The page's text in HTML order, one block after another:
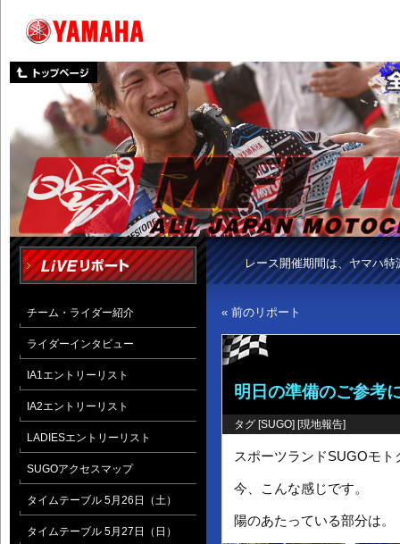
レース開催期間は、ヤマハ
« 前のリポート
明日の準備のご参考
タグ [SUGO] [現地報告]
スポーツランドSUGOモ
今、こんな感じです。
陽のあたっている部分は。
チーム・ライダー紹介
ライダーインタビュー
IA1エントリーリスト
IA2エントリーリスト
LADIESエントリーリスト
SUGOアクセスマップ
タイムテーブル 5月26日（土）
タイムテーブル 5月27日（日）